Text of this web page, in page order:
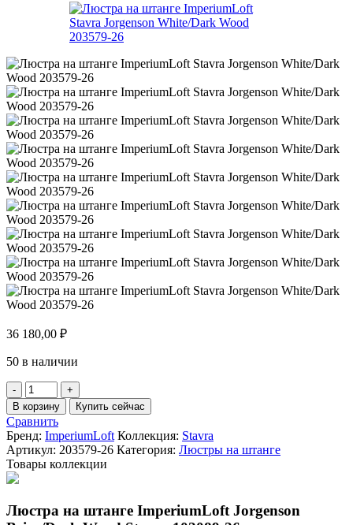
36 180,00 ₽
50 в наличии
Количество
товара
Люстра
на
штанге
ImperiumLoft
Stavra
Wood
В корзину Купить сейчас
Сравнить
Бренд: ImperiumLoft Коллекция: Stavra
Артикул: 203579-26 Категория: Люстры на штанге
Товары коллекции
Люстра на штанге ImperiumLoft Jorgenson